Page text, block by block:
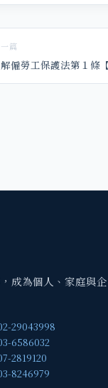
篇
僱勞工保護法第１條
成為個人、家庭與企
29043998
6586032
2819120
8246979